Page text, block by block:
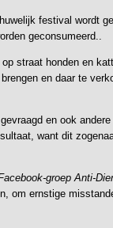
festival wordt
geconsumeerd..
straat honden en
en daar te
en ook
want dit
groep Anti-
om ernstige